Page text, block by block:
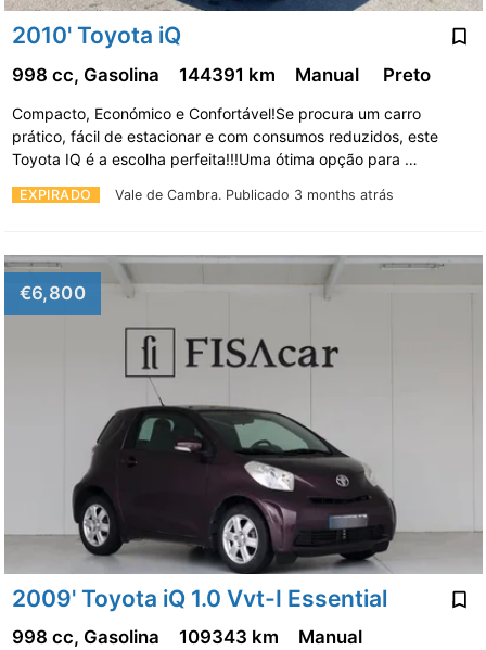
2010' Toyota iQ
EXPIRADO Vale de Cambra. Publicado 3 months atrás
998 cc, Gasolina 144391 km Manual Preto
Compacto, Económico e Confortável!Se procura um carro
prático, fácil de estacionar e com consumos reduzidos, este
Toyota IQ é a escolha perfeita!!!Uma ótima opção para …
€6,800
2009' Toyota iQ 1.0 Vvt-I Essential
998 cc, Gasolina 109343 km Manual